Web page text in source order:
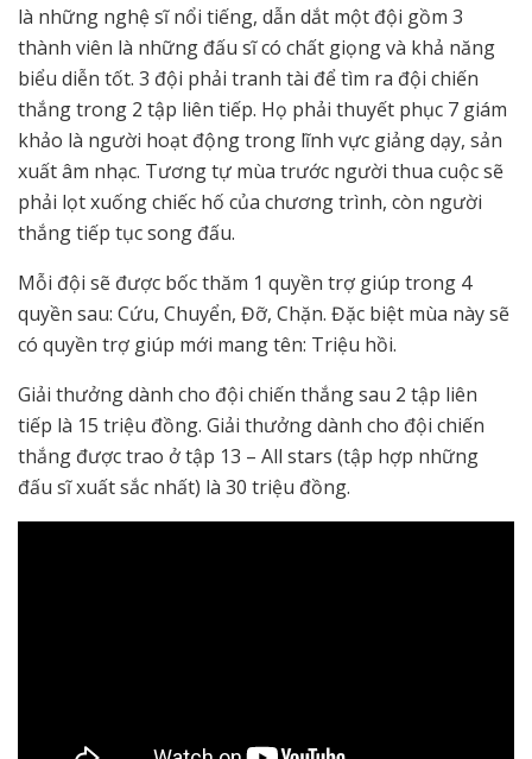
là những nghệ sĩ nổi tiếng, dẫn dắt một đội gồm 3
thành viên là những đấu sĩ có chất giọng và khả năng
biểu diễn tốt. 3 đội phải tranh tài để tìm ra đội chiến
thắng trong 2 tập liên tiếp. Họ phải thuyết phục 7 giám
khảo là người hoạt động trong lĩnh vực giảng dạy, sản
xuất âm nhạc. Tương tự mùa trước người thua cuộc sẽ
phải lọt xuống chiếc hố của chương trình, còn người
thắng tiếp tục song đấu.
Mỗi đội sẽ được bốc thăm 1 quyền trợ giúp trong 4
quyền sau: Cứu, Chuyển, Đỡ, Chặn. Đặc biệt mùa này sẽ
có quyền trợ giúp mới mang tên: Triệu hồi.
Giải thưởng dành cho đội chiến thắng sau 2 tập liên
tiếp là 15 triệu đồng. Giải thưởng dành cho đội chiến
thắng được trao ở tập 13 – All stars (tập hợp những
đấu sĩ xuất sắc nhất) là 30 triệu đồng.